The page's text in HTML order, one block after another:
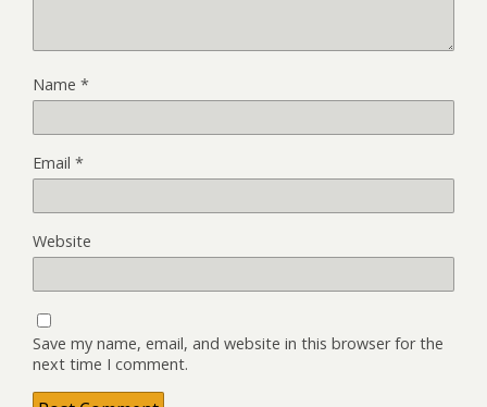
Name *
Email *
Website
Save my name, email, and website in this browser for the
next time I comment.